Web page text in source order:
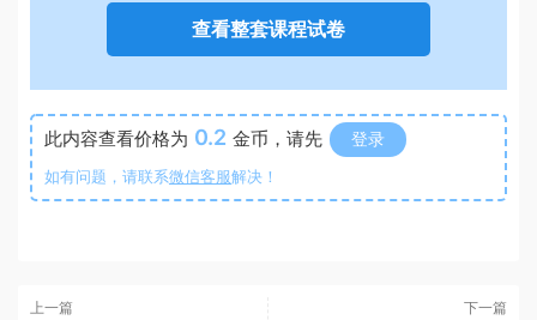
查看整套课程试卷
此内容查看价格为 0.2 金币，请先 登录
如有问题，请联系微信客服解决！
上一篇 下一篇